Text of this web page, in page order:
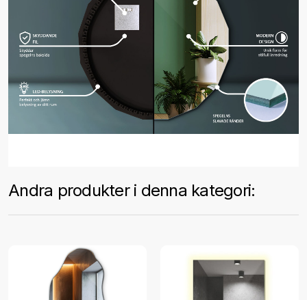
Andra produkter i denna kategori: